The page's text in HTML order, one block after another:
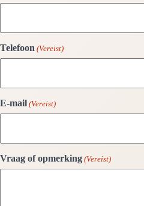
Telefoon (Vereist)
E-mail (Vereist)
Vraag of opmerking (Vereist)